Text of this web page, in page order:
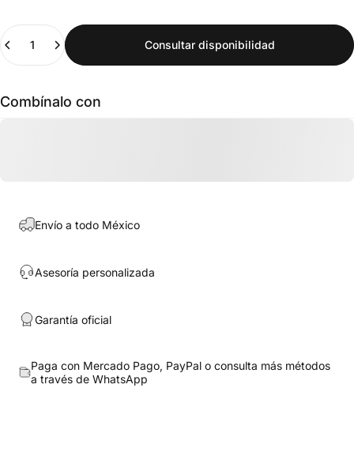
Cantidad
Consultar disponibilidad
Combínalo con
Envío a todo México
Asesoría personalizada
Garantía oficial
Paga con Mercado Pago, PayPal o consulta más métodos
a través de WhatsApp